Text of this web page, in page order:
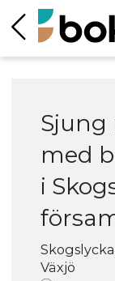
Sjung
med
i
Växjö